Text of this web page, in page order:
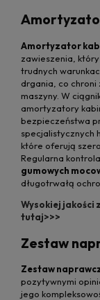
Amortyzator
zawieszenia,
trudnych
drgania, co
maszyny. W
amortyzatory
bezpieczeństwa
specjalistycznych
które oferują
Regularna
gumowych
długotrwałą
Wysokiej jakości
tutaj>>>
Zestaw
Zestaw
pozytywnymi
jego